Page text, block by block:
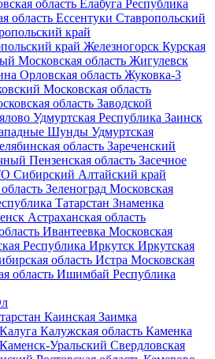
область Елабуга Республика
область Ессентуки Ставропольский
край
край Железногорск Курская
Московская область Жигулевск
Орловская область Жуковка-3
Московская область
область Заводской
Удмуртская Республика Заинск
Шунды Удмуртская
область Зареченский
Пензенская область Засечное
Сибирский Алтайский край
Зеленоград Московская
Татарстан Знаменка
Астраханская область
Ивантеевка Московская
Республика Иркутск Иркутская
область Истра Московская
область Ишимбай Республика
Каинская Заимка
Калуга Калужская область Каменка
Каменск-Уральский Свердловская